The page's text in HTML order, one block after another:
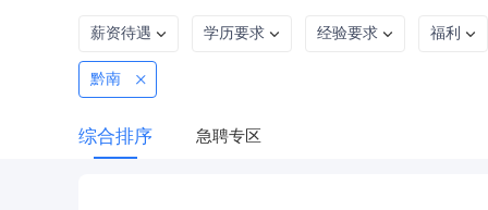
薪资待遇 学历要求 经验要求 福利
黔南
综合排序 急聘专区